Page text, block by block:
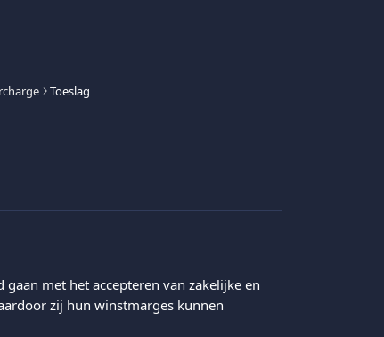
Toeslag
met het accepteren van zakelijke en
zij hun winstmarges kunnen